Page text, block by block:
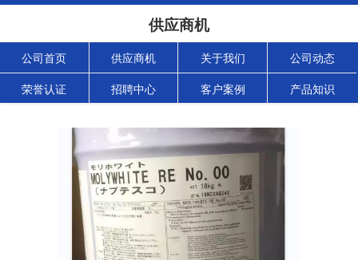
供应商机
公司首页 供应商机 关于我们 公司动态
荣誉认证 招聘中心 客户案例 产品知识